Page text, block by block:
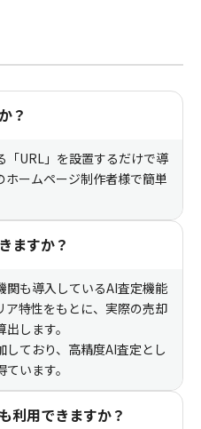
？
「URL」を設置するだけで導
ホームページ制作者様で簡単
ますか？
関も導入しているAI査定機能
ア特性をもとに、実際の売却
します。
しており、高精度AI査定とし
います。
利用できますか？